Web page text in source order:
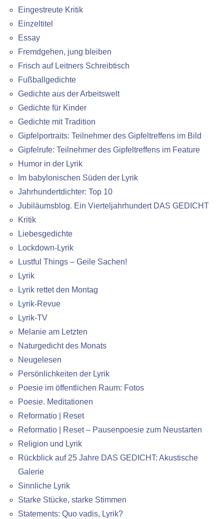
Eingestreute Kritik
Einzeltitel
Essay
Fremdgehen, jung bleiben
Frisch auf Leitners Schreibtisch
Fußballgedichte
Gedichte aus der Arbeitswelt
Gedichte für Kinder
Gedichte mit Tradition
Gipfelportraits: Teilnehmer des Gipfeltreffens im Bild
Gipfelrufe: Teilnehmer des Gipfeltreffens im Feature
Humor in der Lyrik
Im babylonischen Süden der Lyrik
Jahrhundertdichter: Top 10
Jubiläumsblog. Ein Vierteljahrhundert DAS GEDICHT
Kritik
Liebesgedichte
Lockdown-Lyrik
Lustful Things – Geile Sachen!
Lyrik
Lyrik rettet den Montag
Lyrik-Revue
Lyrik-TV
Melanie am Letzten
Naturgedicht des Monats
Neugelesen
Persönlichkeiten der Lyrik
Poesie im öffentlichen Raum: Fotos
Poesie. Meditationen
Reformatio | Reset
Reformatio | Reset – Pausenpoesie zum Neustarten
Religion und Lyrik
Rückblick auf 25 Jahre DAS GEDICHT: Akustische
Galerie
Sinnliche Lyrik
Starke Stücke, starke Stimmen
Statements: Quo vadis, Lyrik?